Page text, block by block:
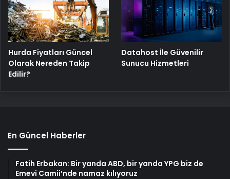
Hurda Fiyatları Güncel
Olarak Nereden Takip
Edilir?
Datahost İle Güvenilir
Sunucu Hizmetleri
En Güncel Haberler
Fatih Erbakan: Bir yanda ABD, bir yanda YPG biz de
Emevi Camii’nde namaz kılıyoruz